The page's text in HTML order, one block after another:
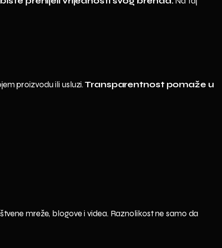
proizvodu ili usluzi.Transparentnost pomaže u
mreže, blogove i videa. Raznolikost ne samo da